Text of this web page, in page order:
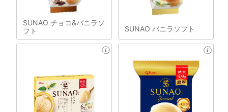
SUNAO チョコ&バニラソ
フト
SUNAO バニラソフト